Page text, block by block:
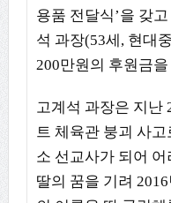
용품 전달식’을 갖
석 과장(53세, 현대
200만원의 후원금
고계석 과장은 지난
트 체육관 붕괴 사
소 선교사가 되어
딸의 꿈을 기려